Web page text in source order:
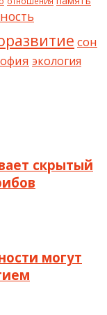
сон
экология
скрытый
могут